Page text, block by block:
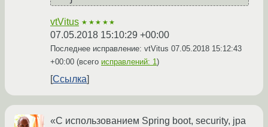
vtVitus ★★★★★
07.05.2018 15:10:29 +00:00
Последнее исправление: vtVitus 07.05.2018 15:12:43
+00:00 (всего исправлений: 1)
Ссылка
«С использованием Spring boot, security, jpa